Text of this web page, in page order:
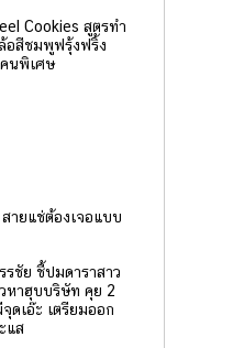
Cookies สูตรทำ
อสีชมพูฟรุ้งฟริ้ง
นพิเศษ
ายแช่ต้องเจอแบบ
ชัย ชี้ปมดาราสาว
หาฮุบบริษัท คุย 2
ดเอ๊ะ เตรียมออก
แส